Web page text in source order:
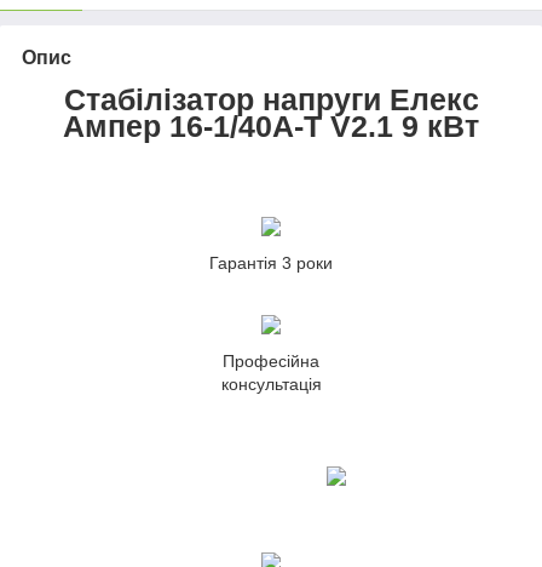
Опис
Стабілізатор напруги Елекс
Ампер 16-1/40A-Т V2.1 9 кВт
Гарантія 3 роки
Професійна
консультація